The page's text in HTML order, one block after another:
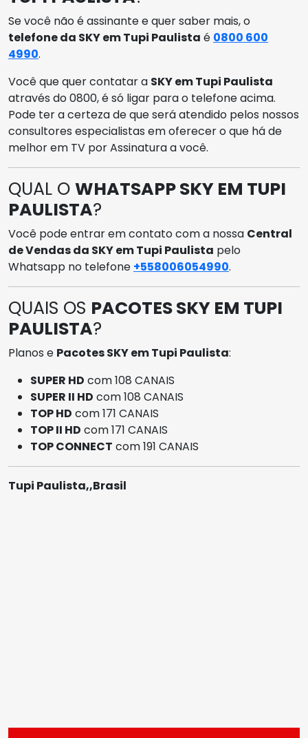
Se você não é assinante e quer saber mais, o
telefone da SKY em Tupi Paulista é 0800 600
4990.
Você que quer contatar a SKY em Tupi Paulista
através do 0800, é só ligar para o telefone acima.
Pode ter a certeza de que será atendido pelos nossos
consultores especialistas em oferecer o que há de
melhor em TV por Assinatura a você.
QUAL O WHATSAPP SKY EM TUPI
PAULISTA?
Você pode entrar em contato com a nossa Central
de Vendas da SKY em Tupi Paulista pelo
Whatsapp no telefone +558006054990.
QUAIS OS PACOTES SKY EM TUPI
PAULISTA?
Planos e Pacotes SKY em Tupi Paulista:
SUPER HD com 108 CANAIS
SUPER II HD com 108 CANAIS
TOP HD com 171 CANAIS
TOP II HD com 171 CANAIS
TOP CONNECT com 191 CANAIS
Tupi Paulista,,Brasil